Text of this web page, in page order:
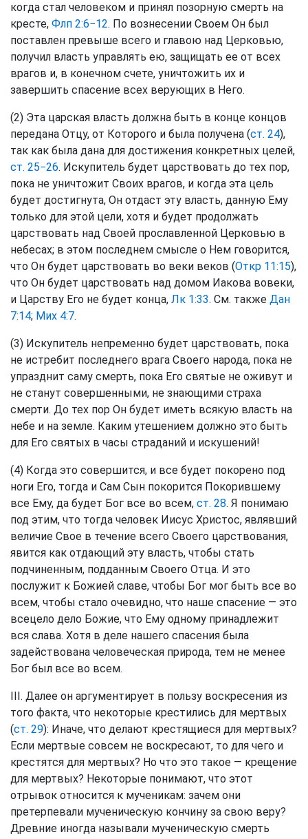
когда стал человеком и принял позорную смерть на
кресте, Флп 2:6−12. По вознесении Своем Он был
поставлен превыше всего и главою над Церковью,
получил власть управлять ею, защищать ее от всех
врагов и, в конечном счете, уничтожить их и
завершить спасение всех верующих в Него.
(2) Эта царская власть должна быть в конце концов
передана Отцу, от Которого и была получена (ст. 24),
так как была дана для достижения конкретных целей,
ст. 25−26. Искупитель будет царствовать до тех пор,
пока не уничтожит Своих врагов, и когда эта цель
будет достигнута, Он отдаст эту власть, данную Ему
только для этой цели, хотя и будет продолжать
царствовать над Своей прославленной Церковью в
небесах; в этом последнем смысле о Нем говорится,
что Он будет царствовать во веки веков (Откр 11:15),
что Он будет царствовать над домом Иакова вовеки,
и Царству Его не будет конца, Лк 1:33. См. также Дан
7:14; Мих 4:7.
(3) Искупитель непременно будет царствовать, пока
не истребит последнего врага Своего народа, пока не
упразднит саму смерть, пока Его святые не оживут и
не станут совершенными, не знающими страха
смерти. До тех пор Он будет иметь всякую власть на
небе и на земле. Каким утешением должно это быть
для Его святых в часы страданий и искушений!
(4) Когда это совершится, и все будет покорено под
ноги Его, тогда и Сам Сын покорится Покорившему
все Ему, да будет Бог все во всем, ст. 28. Я понимаю
под этим, что тогда человек Иисус Христос, являвший
величие Свое в течение всего Своего царствования,
явится как отдающий эту власть, чтобы стать
подчиненным, подданным Своего Отца. И это
послужит к Божией славе, чтобы Бог мог быть все во
всем, чтобы стало очевидно, что наше спасение — это
всецело дело Божие, что Ему одному принадлежит
вся слава. Хотя в деле нашего спасения была
задействована человеческая природа, тем не менее
Бог был все во всем.
III. Далее он аргументирует в пользу воскресения из
того факта, что некоторые крестились для мертвых
(ст. 29): Иначе, что делают крестящиеся для мертвых?
Если мертвые совсем не воскресают, то для чего и
крестятся для мертвых? Но что это такое — крещение
для мертвых? Некоторые понимают, что этот
отрывок относится к мученикам: зачем они
претерпевали мученическую кончину за свою веру?
Древние иногда называли мученическую смерть